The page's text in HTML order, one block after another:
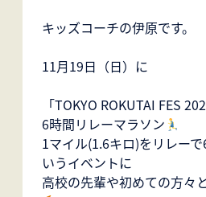
キッズコーチの伊原です。
11月19日（日）に
「TOKYO ROKUTAI FES
6時間リレーマラソン
1マイル(1.6キロ)をリレー
いうイベントに
高校の先輩や初めての方々